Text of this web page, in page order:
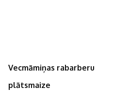
Vecmāmiņas rabarberu
plātsmaize